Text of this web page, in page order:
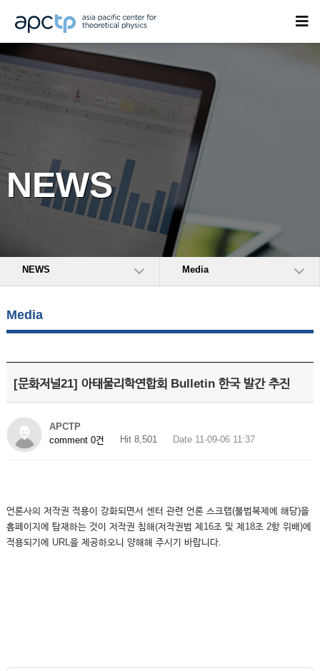
NEWS
NEWS Media
Media
[문화저널21] 아태물리학연합회 Bulletin 한국 발간 추진
APCTP
comment 0건
Hit 8,501 Date 11-09-06 11:37
언론사의 저작권 적용이 강화되면서 센터 관련 언론 스크랩(불법복제에 해당)을
홈페이지에 탑재하는 것이 저작권 침해(저작권법 제16조 및 제18조 2항 위배)에
적용되기에 URL을 제공하오니 양해해 주시기 바랍니다.